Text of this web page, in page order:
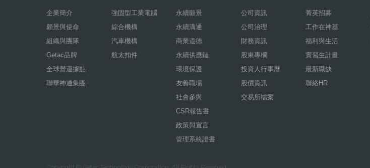
企業簡介
願景與使命
組織與團隊
Getac品牌
全球營運據點
聯華神通集團
強固型工業電腦
綜合機構
汽車機構
航太扣件
永續願景
永續溝通
商業道德
永續供應鏈
環境保護
友善職場
社會參與
CSR報告書
政策與宣言
管理系統證書
公司資訊
公司治理
財務資訊
股東專欄
投資人行事曆
股價資訊
交易所檔案
菁英招募
工作在神基
福利與生活
實習生計畫
最新職缺
聯絡HR